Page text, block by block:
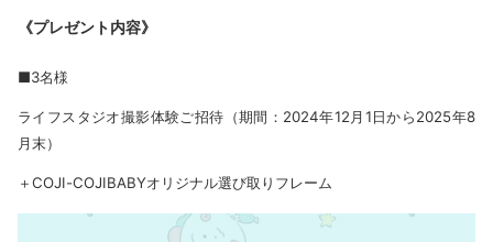
《プレゼント内容》
■3名様
ライフスタジオ撮影体験ご招待（期間：2024年12月1日から2025年8
月末）
＋COJI-COJIBABYオリジナル選び取りフレーム